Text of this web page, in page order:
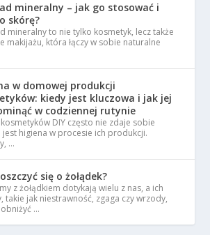
mineralny – jak go stosować i
skórę?
mineralny to nie tylko kosmetyk, lecz także
makijażu, która łączy w sobie naturalne
w domowej produkcji
kiedy jest kluczowa i jak jej
w codziennej rutynie
DIY często nie zdaje sobie
higiena w procesie ich produkcji.
…
się o żołądek?
z żołądkiem dotykają wielu z nas, a ich
takie jak niestrawność, zgaga czy wrzody,
…